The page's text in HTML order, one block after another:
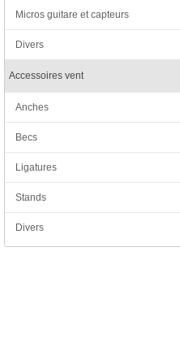
Micros guitare et capteurs
Divers
Accessoires vent
Anches
Becs
Ligatures
Stands
Divers